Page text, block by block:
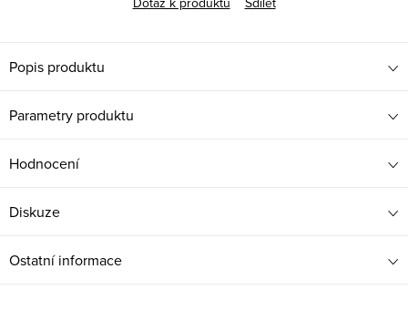
Popis produktu
Parametry produktu
Hodnocení
Diskuze
Ostatní informace